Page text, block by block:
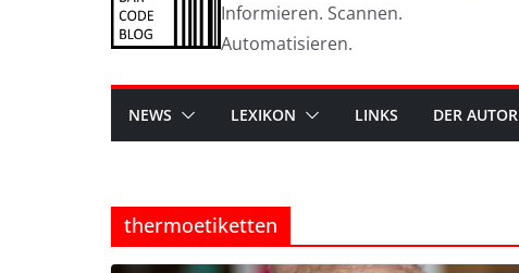
Informieren. Scannen.
Automatisieren.
NEWS LEXIKON LINKS DER AUTOR
thermoetiketten